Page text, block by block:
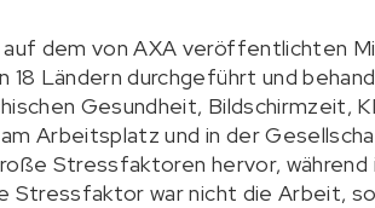
dem von AXA veröffentlichten
18 Ländern durchgeführt und
Gesundheit, Bildschirmzeit,
Arbeitsplatz und in der
Stressfaktoren hervor,
war nicht die Arbeit,